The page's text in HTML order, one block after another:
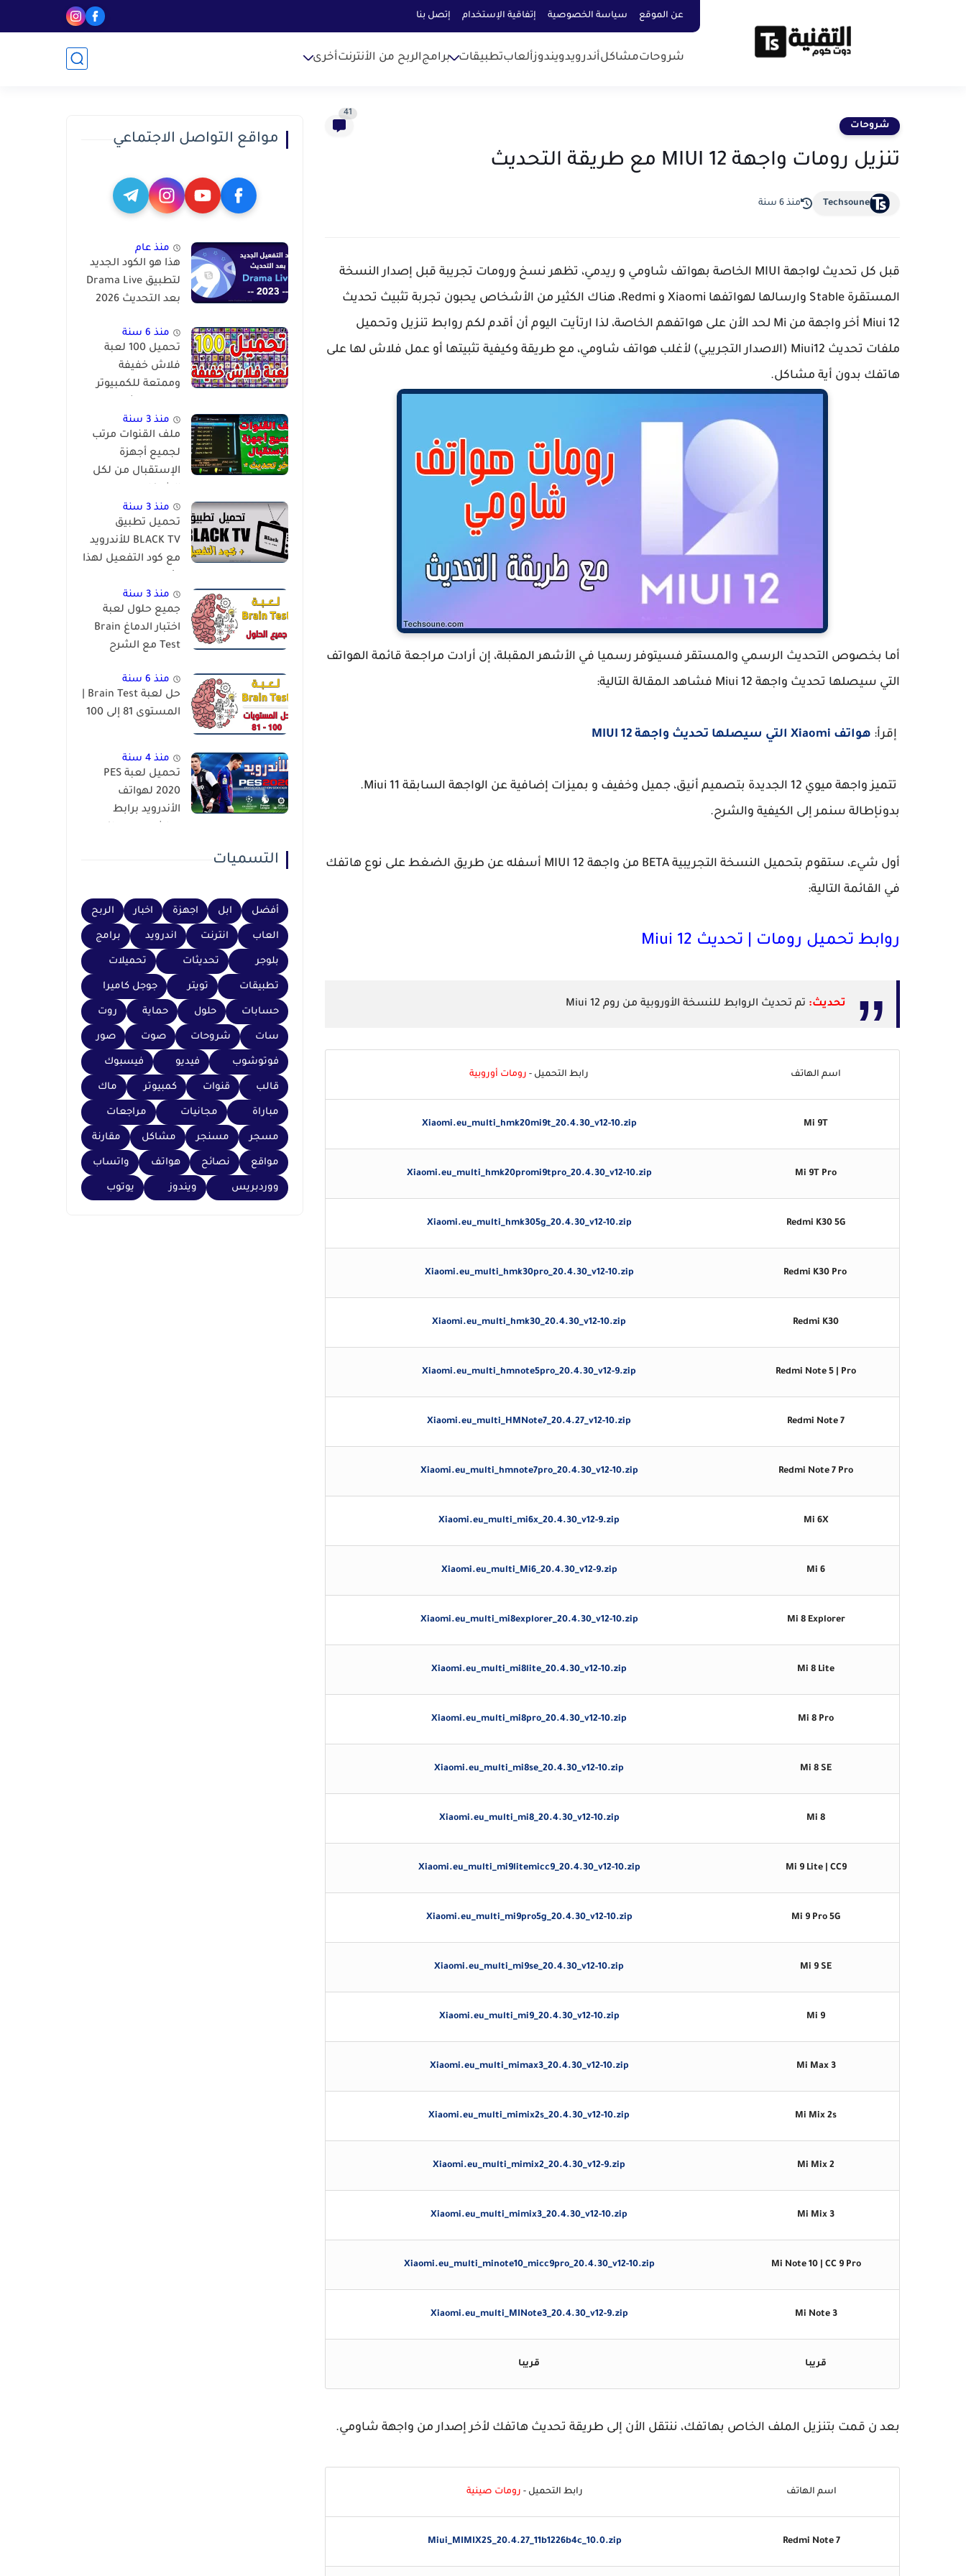
عن الموقع سياسة الخصوصية إتفاقية الإستخدام إتصل بنا
شروحاتمشاكلأندرويدويندوزألعابتطبيقات برامجالربح من الأنترنتأخرى
شروحات
41
تنزيل رومات واجهة MIUI 12 مع طريقة التحديث
Techsoune منذ 6 سنة
قبل كل تحديث لواجهة MIUI الخاصة بهواتف شاومي و ريدمي، تظهر نسخ ورومات تجريبة قبل إصدار النسخة
المستقرة Stable وارسالها لهواتفها Xiaomi و Redmi، هناك الكثير من الأشخاص يحبون تجربة تثبيث تحديث
Miui 12 أخر واجهة من Mi لحد الأن على هواتفهم الخاصة، لذا ارتأيت اليوم أن أقدم لكم روابط تنزيل وتحميل
ملفات تحديث Miui12 (الاصدار التجريبي) لأغلب هواتف شاومي، مع طريقة وكيفية تثبيتها أو عمل فلاش لها على
هاتفك بدون أية مشاكل.
أما بخصوص التحديث الرسمي والمستقر فسيتوفر رسميا في الأشهر المقبلة، إن أرادت مراجعة قائمة الهواتف
التي سيصلها تحديث واجهة Miui 12 فشاهد المقالة التالية:
إقرأ: هواتف Xiaomi التي سيصلها تحديث واجهة MIUI 12
تتميز واجهة ميوي 12 الجديدة بتصميم أنيق، جميل وخفيف و بميزات إضافية عن الواجهة السابقة Miui 11.
بدونإطالة سنمر إلى الكيفية والشرح.
أول شيء، ستقوم بتحميل النسخة التجريبية BETA من واجهة MIUI 12 أسفله عن طريق الضغط على نوع هاتفك
في القائمة التالية:
روابط تحميل رومات | تحديث Miui 12
تحديث: تم تحديث الروابط للنسخة الأوروبية من روم Miui 12
اسم الهاتف رابط التحميل - رومات أوروبية
Mi 9T
Xiaomi.eu_multi_hmk20mi9t_20.4.30_v12-10.zip
Mi 9T Pro
Xiaomi.eu_multi_hmk20promi9tpro_20.4.30_v12-10.zip
Redmi K30 5G
Xiaomi.eu_multi_hmk305g_20.4.30_v12-10.zip
Redmi K30 Pro
Xiaomi.eu_multi_hmk30pro_20.4.30_v12-10.zip
Redmi K30
Xiaomi.eu_multi_hmk30_20.4.30_v12-10.zip
Redmi Note 5 | Pro
Xiaomi.eu_multi_hmnote5pro_20.4.30_v12-9.zip
Redmi Note 7
Xiaomi.eu_multi_HMNote7_20.4.27_v12-10.zip
Redmi Note 7 Pro
Xiaomi.eu_multi_hmnote7pro_20.4.30_v12-10.zip
Mi 6X
Xiaomi.eu_multi_mi6x_20.4.30_v12-9.zip
Mi 6
Xiaomi.eu_multi_Mi6_20.4.30_v12-9.zip
Mi 8 Explorer
Xiaomi.eu_multi_mi8explorer_20.4.30_v12-10.zip
Mi 8 Lite
Xiaomi.eu_multi_mi8lite_20.4.30_v12-10.zip
Mi 8 Pro
Xiaomi.eu_multi_mi8pro_20.4.30_v12-10.zip
Mi 8 SE
Xiaomi.eu_multi_mi8se_20.4.30_v12-10.zip
Mi 8
Xiaomi.eu_multi_mi8_20.4.30_v12-10.zip
Mi 9 Lite | CC9
Xiaomi.eu_multi_mi9litemicc9_20.4.30_v12-10.zip
Mi 9 Pro 5G
Xiaomi.eu_multi_mi9pro5g_20.4.30_v12-10.zip
Mi 9 SE
Xiaomi.eu_multi_mi9se_20.4.30_v12-10.zip
Mi 9
Xiaomi.eu_multi_mi9_20.4.30_v12-10.zip
Mi Max 3
Xiaomi.eu_multi_mimax3_20.4.30_v12-10.zip
Mi Mix 2s
Xiaomi.eu_multi_mimix2s_20.4.30_v12-10.zip
Mi Mix 2
Xiaomi.eu_multi_mimix2_20.4.30_v12-9.zip
Mi Mix 3
Xiaomi.eu_multi_mimix3_20.4.30_v12-10.zip
Mi Note 10 | CC 9 Pro
Xiaomi.eu_multi_minote10_micc9pro_20.4.30_v12-10.zip
Mi Note 3
Xiaomi.eu_multi_MINote3_20.4.30_v12-9.zip
قريبا قريبا
بعد ن قمت بتنزيل الملف الخاص بهاتفك، ننتقل الأن إلى طريقة تحديث هاتفك لأخر إصدار من واجهة شاومي.
اسم الهاتف رابط التحميل - رومات صينية
Redmi Note 7
Miui_MIMIX2S_20.4.27_11b1226b4c_10.0.zip
مواقع التواصل الاجتماعي
منذ عام
هذا هو الكود الجديد
لتطبيق Drama Live
بعد التحديث 2026
منذ 6 سنة
تحميل 100 لعبة
فلاش خفيفة
وممتعة للكمبيوتر
منذ 3 سنة
ملف القنوات مرتب
لجميع أجهزة
الإستقبال من لكل
والمعالجات
منذ 3 سنة
تحميل تطبيق
BLACK TV للأندرويد
مع كود التفعيل لهذا
منذ 3 سنة
جميع حلول لعبة
اختبار الدماغ Brain
Test مع الشرح
منذ 6 سنة
المستوى 81 إلى 100
منذ 4 سنة
تحميل لعبة PES
2020 لهواتف
الأندرويد برابط
التسميات
أفضل ابل اجهزة اخبار الربح
العاب انترنت اندرويد برامج
بلوجر تحديثات تحميلات
تطبيقات تويتر جوجل كاميرا
حسابات حلول حماية روت
سات شروحات صوت صور
فوتوشوب فيديو فيسبوك
قالب قنوات كمبيوتر ماك
مباراة مجانيات مراجعات
مسجر مسنجر مشاكل مقارنة
مواقع نصائح هواتف واتساب
ووردبريس ويندوز يوتوب